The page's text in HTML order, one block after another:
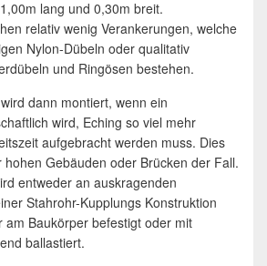
lang und 0,30m breit.
relativ wenig Verankerungen, welche
Nylon-Dübeln oder qualitativ
und Ringösen bestehen.
dann montiert, wenn ein
wird, Eching so viel mehr
aufgebracht werden muss. Dies
Gebäuden oder Brücken der Fall.
entweder an auskragenden
Stahrohr-Kupplungs Konstruktion
am Baukörper befestigt oder mit
ballastiert.